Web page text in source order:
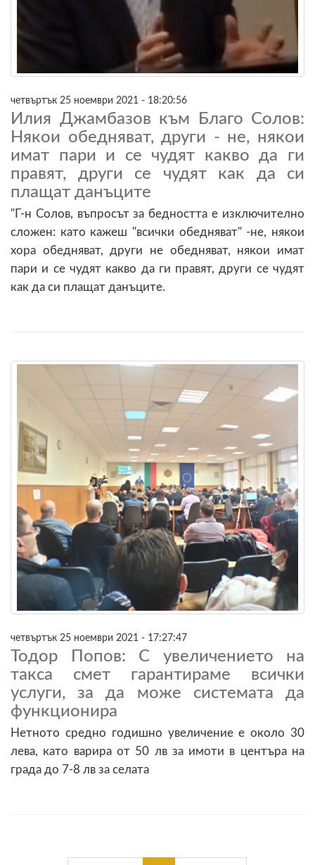
четвъртък 25 ноември 2021 - 18:20:56
Илия Джамбазов към Благо Солов:
Някои обедняват, други - не, някои
имат пари и се чудят какво да ги
правят, други се чудят как да си
плащат данъците
"Г-н Солов, въпросът за бедността е изключително
сложен: като кажеш "всички обедняват" -не, някои
хора обедняват, други не обедняват, някои имат
пари и се чудят какво да ги правят, други се чудят
как да си плащат данъците.
четвъртък 25 ноември 2021 - 17:27:47
Тодор Попов: С увеличението на
такса смет гарантираме всички
услуги, за да може системата да
функционира
Нетното средно годишно увеличение е около 30
лева, като варира от 50 лв за имоти в центъра на
града до 7-8 лв за селата